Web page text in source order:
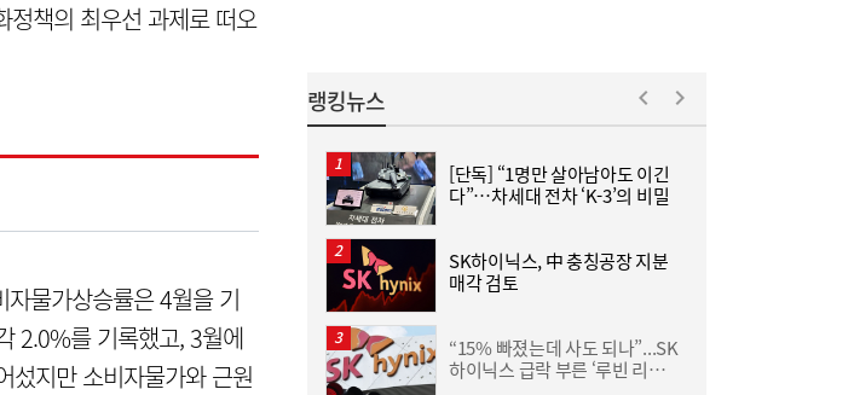
정책의 최우선 과제로 떠오
물가상승률은 4월을 기
2.0%를 기록했고, 3월에
섰지만 소비자물가와 근원
08:00
[주말N게임] 24주년 맞은 장수게임 ‘라그나
로크 온라인’
랭킹뉴스
[단독] “1명만 살아남아도 이긴
다”…차세대 전차 ‘K-3’의 비밀
SK하이닉스, 中 충칭공장 지분
매각 검토
“15% 빠졌는데 사도 되나”...SK
하이닉스 급락 부른 ‘루빈 리스